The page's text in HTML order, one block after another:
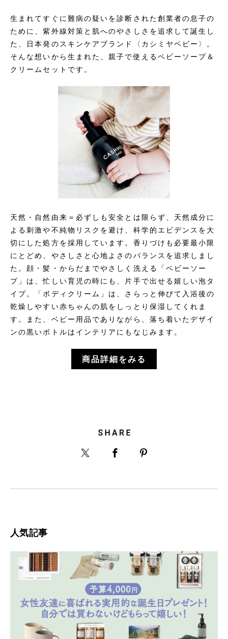
生まれてすぐに難病の疑いを診断された創業者の息子の
ために、紫外線対策と肌へのやさしさを追求して誕生し
た、日本発のスキンケアブランド〈カシミヤベビー〉。
そんな想いから生まれた、親子で使えるベビーソープ＆
クリームセットです。
天然・自然由来＝必ずしも安全とは限らず、天然成分に
よる刺激や不純物リスクを避け、科学的エビデンスを大
切にした処方を採用しています。香りづけも必要最小限
にとどめ、やさしさと心地よさのバランスを追求しまし
た。顔・髪・からだまでやさしく洗える「ベビーソー
プ」は、忙しい育児の時にも、片手で出せる嬉しい泡タ
イプ。「ボディクリーム」は、さらっと伸びて入浴後の
乾燥しやすい赤ちゃんの肌をしっとり保湿してくれま
す。また、ベビー用品でありながら、落ち着いたデザイ
ンの黒いボトルはインテリアにもなじみます。
商品詳細をみる
人気記事